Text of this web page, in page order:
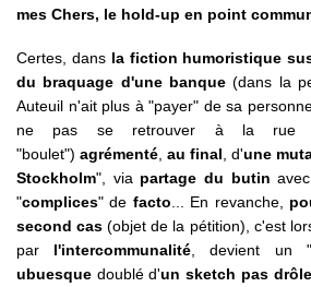
mes Chers, le hold-up en point
Certes, dans la fiction humoristique
du braquage d'une banque(dans la
Auteuil n'ait plus à "payer" de sa
ne pas se retrouver à la rue
"boulet") agrémenté au final , d'une
Stockholm", via partage du butin
"complices" de facto ... En revanche,
second cas(objet de la pétition), c'est
par l'intercommunalité , devient un "
ubuesque doublé d'un sketch pas